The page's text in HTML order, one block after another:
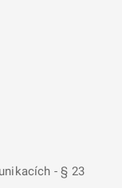
- § 23